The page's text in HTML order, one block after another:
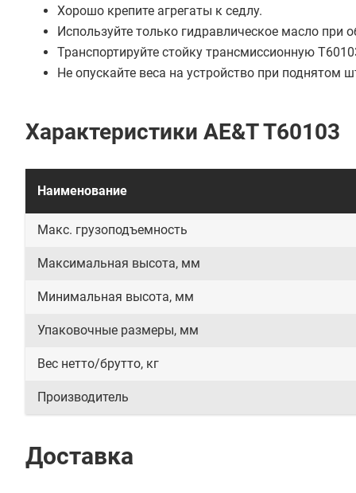
Хорошо крепите агрегаты к седлу.
Используйте только гидравлическое масло при
Транспортируйте стойку трансмиссионную
Не опускайте веса на устройство при поднятом
Характеристики AE&T T60103
Наименование
Макс. грузоподъемность
Максимальная высота, мм
Минимальная высота, мм
Упаковочные размеры, мм
Вес нетто/брутто, кг
Производитель
Доставка